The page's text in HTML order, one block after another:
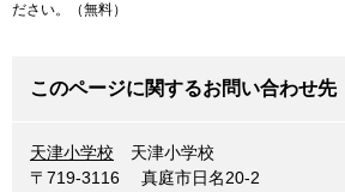
ださい。（無料）
このページに関するお問い合わせ先
天津小学校
天津小学校
〒719-3116
真庭市日名20-2